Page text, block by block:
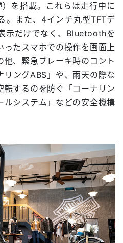
を搭載。これらは走行中に
。また、4インチ丸型TFTデ
示だけでなく、Bluetoothを
たスマホでの操作を画面上
、緊急ブレーキ時のコント
リングABS」や、雨天の際な
転するのを防ぐ「コーナリン
ルシステム」などの安全機構